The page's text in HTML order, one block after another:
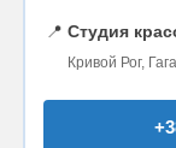
📍 Студия
Кривой Рог,